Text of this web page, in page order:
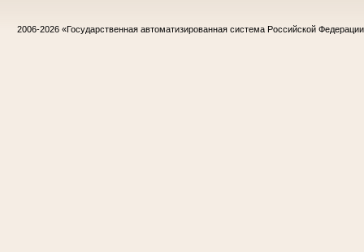
2006-2026 «Государственная автоматизированная система Российской